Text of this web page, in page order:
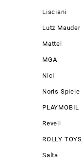
Lisciani
Lutz Mauder
Mattel
MGA
Nici
Noris Spiele
PLAYMOBIL
Revell
ROLLY TOYS
Salta